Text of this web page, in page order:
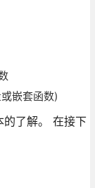
嵌套函数)
的了解。 在接下